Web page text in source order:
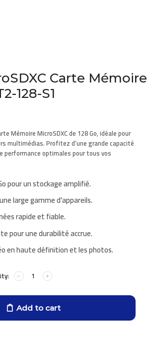
Carte Mémoire
128-S1
Mémoire MicroSDXC de 128 Go, idéale pour
multimédias. Profitez d’une grande capacité
performance optimales pour tous vos
pour un stockage amplifié.
large gamme d’appareils.
rapide et fiable.
pour une durabilité accrue.
en haute définition et les photos.
Add to cart